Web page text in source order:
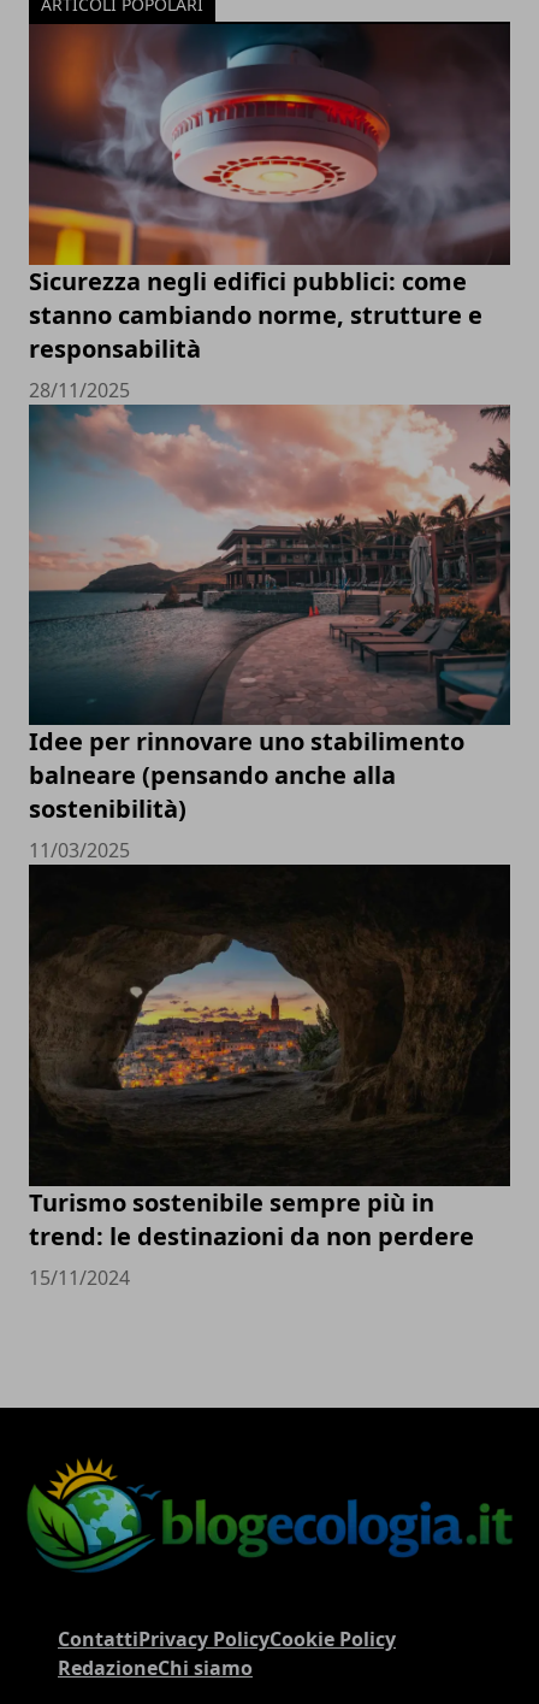
Sicurezza negli edifici pubblici: come
stanno cambiando norme, strutture e
responsabilità
28/11/2025
Idee per rinnovare uno stabilimento
balneare (pensando anche alla
sostenibilità)
11/03/2025
Turismo sostenibile sempre più in
trend: le destinazioni da non perdere
15/11/2024
ContattiPrivacy PolicyCookie Policy
RedazioneChi siamo